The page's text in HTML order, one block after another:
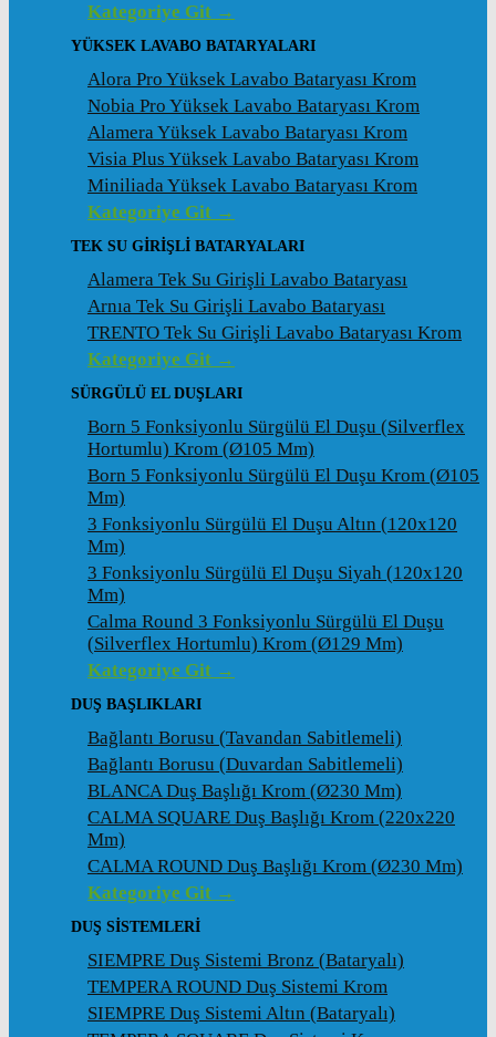
Kategoriye Git →
YÜKSEK LAVABO BATARYALARI
Alora Pro Yüksek Lavabo Bataryası Krom
Nobia Pro Yüksek Lavabo Bataryası Krom
Alamera Yüksek Lavabo Bataryası Krom
Visia Plus Yüksek Lavabo Bataryası Krom
Miniliada Yüksek Lavabo Bataryası Krom
Kategoriye Git →
TEK SU GİRİŞLİ BATARYALARI
Alamera Tek Su Girişli Lavabo Bataryası
Arnıa Tek Su Girişli Lavabo Bataryası
TRENTO Tek Su Girişli Lavabo Bataryası Krom
Kategoriye Git →
SÜRGÜLÜ EL DUŞLARI
Born 5 Fonksiyonlu Sürgülü El Duşu (Silverflex
Hortumlu) Krom (ø105 Mm)
Born 5 Fonksiyonlu Sürgülü El Duşu Krom (ø105
Mm)
3 Fonksiyonlu Sürgülü El Duşu Altın (120x120
Mm)
3 Fonksiyonlu Sürgülü El Duşu Siyah (120x120
Mm)
Calma Round 3 Fonksiyonlu Sürgülü El Duşu
(Silverflex Hortumlu) Krom (ø129 Mm)
Kategoriye Git →
DUŞ BAŞLIKLARI
Bağlantı Borusu (Tavandan Sabitlemeli)
Bağlantı Borusu (Duvardan Sabitlemeli)
BLANCA Duş Başlığı Krom (ø230 Mm)
CALMA SQUARE Duş Başlığı Krom (220x220
Mm)
CALMA ROUND Duş Başlığı Krom (ø230 Mm)
Kategoriye Git →
DUŞ SİSTEMLERİ
SIEMPRE Duş Sistemi Bronz (Bataryalı)
TEMPERA ROUND Duş Sistemi Krom
SIEMPRE Duş Sistemi Altın (Bataryalı)